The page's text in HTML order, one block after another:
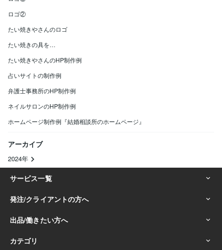
ロゴ②
たい焼きやさんのロゴ
たい焼きの具を…
たい焼きやさんのHP制作例
占いサイトの制作例
弁護士事務所のHP制作例
ネイルサロンのHP制作例
ホームページ制作例『結婚相談所のホームページ』
アーカイブ
2024年